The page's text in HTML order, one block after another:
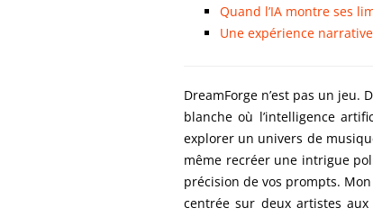
Quand l’IA montre ses
Une expérience
DreamForge n’est pas un
blanche où l’intelligence
explorer un univers de
même recréer une intrigue
précision de vos prompts.
centrée sur deux artistes